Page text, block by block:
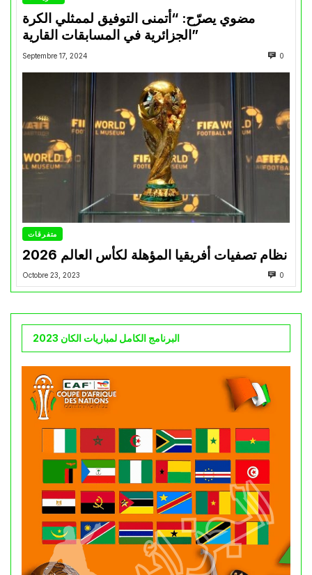
مضوي يصرّح: “أتمنى التوفيق لممثلي الكرة
الجزائرية في المسابقات القارية”
Septembre 17, 2024 0
متفرقات
نظام تصفيات أفريقيا المؤهلة لكأس العالم 2026
Octobre 23, 2023 0
البرنامج الكامل لمباريات الكان 2023